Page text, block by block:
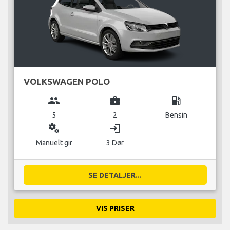
VOLKSWAGEN POLO
group
5
business_center
2
local_gas_station
Bensin
miscellaneous_services
Manuelt gir
login
3 Dør
SE DETALJER...
VIS PRISER